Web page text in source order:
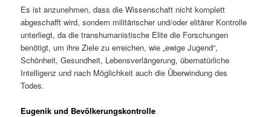
Es ist anzunehmen, dass die Wissenschaft nicht komplett
abgeschafft wird, sondern militärischer und/oder elitärer Kontrolle
unterliegt, da die transhumanistische Elite die Forschungen
benötigt, um ihre Ziele zu erreichen, wie „ewige Jugend“,
Schönheit, Gesundheit, Lebensverlängerung, übernatürliche
Intelligenz und nach Möglichkeit auch die Überwindung des
Todes.
Eugenik und Bevölkerungskontrolle